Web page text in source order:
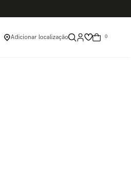
Adicionar localização 0